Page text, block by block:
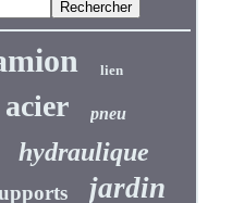
lien
acier pneu
hydraulique
jardin